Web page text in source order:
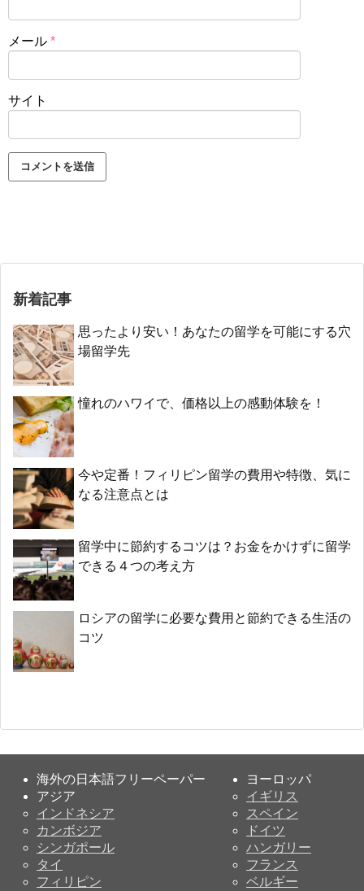
メール *
サイト
新着記事
思ったより安い！あなたの留学を可能にする穴
場留学先
憧れのハワイで、価格以上の感動体験を！
今や定番！フィリピン留学の費用や特徴、気に
なる注意点とは
留学中に節約するコツは？お金をかけずに留学
できる４つの考え方
ロシアの留学に必要な費用と節約できる生活の
コツ
海外の日本語フリーペーパー
アジア
インドネシア
カンボジア
シンガポール
タイ
フィリピン
ヨーロッパ
イギリス
スペイン
ドイツ
ハンガリー
フランス
ベルギー